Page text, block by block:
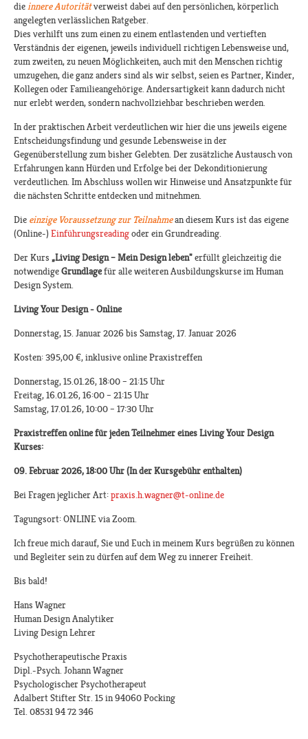
dieinnere Autoritätverweist dabei auf den persönlichen, körperlich
angelegten verlässlichen Ratgeber.
Dies verhilft uns zum einen zu einem entlastenden und vertieften
Verständnis der eigenen, jeweils individuell richtigen Lebensweise und,
zum zweiten, zu neuen Möglichkeiten, auch mit den Menschen richtig
umzugehen, die ganz anders sind als wir selbst, seien es Partner, Kinder,
Kollegen oder Familieangehörige. Andersartigkeit kann dadurch nicht
nur erlebt werden, sondern nachvollziehbar beschrieben werden.
In der praktischen Arbeit verdeutlichen wir hier die uns jeweils eigene
Entscheidungsfindung und gesunde Lebensweise in der
Gegenüberstellung zum bisher Gelebten. Der zusätzliche Austausch von
Erfahrungen kann Hürden und Erfolge bei der Dekonditionierung
verdeutlichen. Im Abschluss wollen wir Hinweise und Ansatzpunkte für
die nächsten Schritte entdecken und mitnehmen.
Die einzige Voraussetzung zur Teilnahmean diesem Kurs ist das eigene
(Online-)Einführungsreadingoder ein Grundreading.
Der Kurs „Living Design – Mein Design leben"erfüllt gleichzeitig die
notwendigeGrundlagefür alle weiteren Ausbildungskurse im Human
Design System.
Living Your Design - Online
Donnerstag, 15. Januar 2026 bis Samstag, 17. Januar 2026
Kosten: 395,00 €, inklusive online Praxistreffen
Donnerstag, 15.01.26, 18:00 – 21:15 Uhr
Freitag, 16.01.26, 16:00 – 21:15 Uhr
Samstag, 17.01.26, 10:00 – 17:30 Uhr
Praxistreffen online für jeden Teilnehmer eines Living Your Design
Kurses:
09. Februar 2026, 18:00 Uhr (In der Kursgebühr enthalten)
Bei Fragen jeglicher Art:praxis.h.wagner@t-online.de
Tagungsort: ONLINE via Zoom.
Ich freue mich darauf, Sie und Euch in meinem Kurs begrüßen zu können
und Begleiter sein zu dürfen auf dem Weg zu innerer Freiheit.
Bis bald!
Hans Wagner
Human Design Analytiker
Living Design Lehrer
Psychotherapeutische Praxis
Dipl.-Psych. Johann Wagner
Psychologischer Psychotherapeut
Adalbert Stifter Str. 15 in 94060 Pocking
Tel. 08531 94 72 346